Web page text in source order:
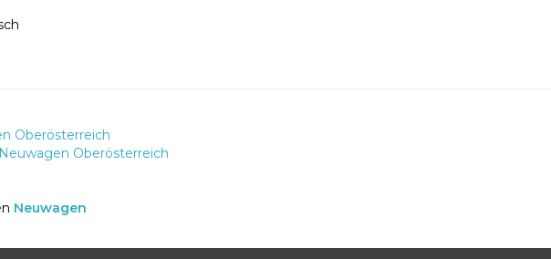
Oberösterreich
Oberösterreich
Neuwagen